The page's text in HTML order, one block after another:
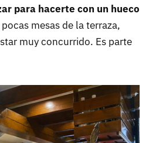
para hacerte con un hueco
mesas de la terraza,
muy concurrido. Es parte